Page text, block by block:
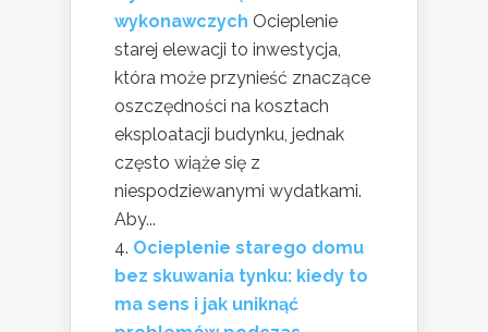
wykonawczych Ocieplenie
starej elewacji to inwestycja,
która może przynieść znaczące
oszczędności na kosztach
eksploatacji budynku, jednak
często wiąże się z
niespodziewanymi wydatkami.
Aby...
Ocieplenie starego domu
bez skuwania tynku: kiedy to
ma sens i jak uniknąć